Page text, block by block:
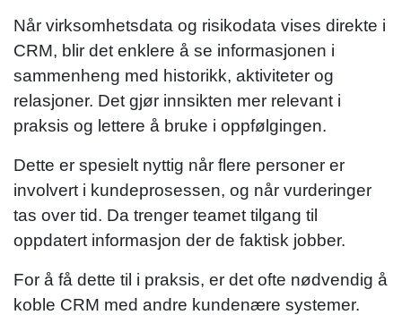
Når virksomhetsdata og risikodata vises direkte i
CRM, blir det enklere å se informasjonen i
sammenheng med historikk, aktiviteter og
relasjoner. Det gjør innsikten mer relevant i
praksis og lettere å bruke i oppfølgingen.
Dette er spesielt nyttig når flere personer er
involvert i kundeprosessen, og når vurderinger
tas over tid. Da trenger teamet tilgang til
oppdatert informasjon der de faktisk jobber.
For å få dette til i praksis, er det ofte nødvendig å
koble CRM med andre kundenære systemer.